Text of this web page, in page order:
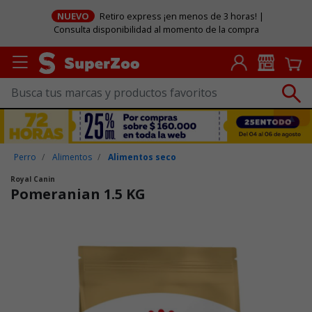
NUEVO
Retiro express ¡en menos de 3 horas! |
Consulta disponibilidad al momento de la compra
Perro Alimentos Alimentos seco
Royal Canin
Pomeranian 1.5 KG